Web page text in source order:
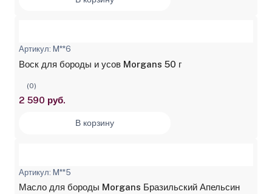
Артикул: M**6
Воск для бороды и усов Morgans 50 г
(0)
2 590 руб.
В корзину
Артикул: M**5
Масло для бороды Morgans Бразильский Апельсин